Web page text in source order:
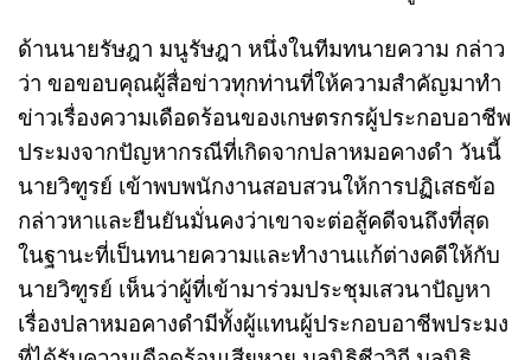
ด้านนายรัษฎา มนูรัษฎา หนึ่งในทีมทนายความ กล่าว
ว่า ขอขอบคุณผู้สื่อข่าวทุกท่านที่ให้ความสำคัญมาทำ
ข่าวเรื่องความเดือดร้อนของเกษตรกรผู้ประกอบอาชีพ
ประมงจากปัญหากรณีที่เกิดจากปลาหมอคางดำ วันนี้
นายวิฑูรย์ เข้าพบพนักงานสอบสวนให้การปฏิเสธข้อ
กล่าวหาและยืนยันมั่นคงว่าเขาจะต่อสู้คดีจนถึงที่สุด
ในฐานะที่เป็นทนายความและทำงานแก้ต่างคดีให้กับ
นายวิฑูรย์ เห็นว่าผู้ที่เข้ามาร่วมประชุมเสวนาปัญหา
เรื่องปลาหมอคางดำมีทั้งผู้แทนผู้ประกอบอาชีพประมง